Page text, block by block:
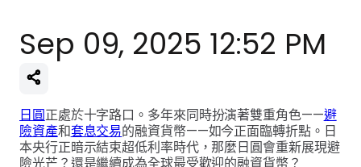
Sep 09, 2025 12:52 PM
日圓正處於十字路口。多年來同時扮演著雙重角色——避
險資產和套息交易的融資貨幣——如今正面臨轉折點。日
本央行正暗示結束超低利率時代，那麼日圓會重新展現避